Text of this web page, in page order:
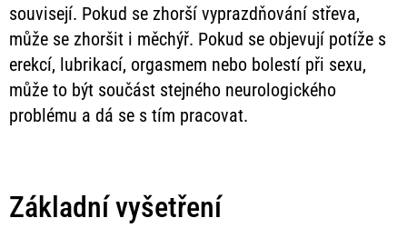
souvisejí. Pokud se zhorší vyprazdňování střeva,
může se zhoršit i měchýř. Pokud se objevují potíže s
erekcí, lubrikací, orgasmem nebo bolestí při sexu,
může to být součást stejného neurologického
problému a dá se s tím pracovat.
Základní vyšetření